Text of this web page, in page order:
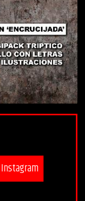
Instagram